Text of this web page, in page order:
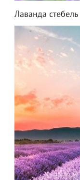
Лаванда стебель